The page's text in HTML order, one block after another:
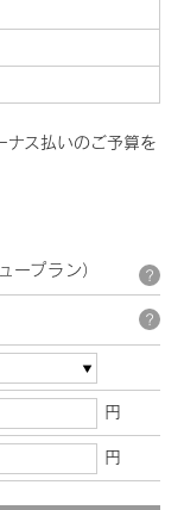
ナス払いのご予算を
ープラン） ?
?
円
円